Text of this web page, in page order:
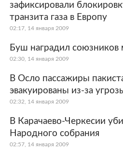
зафиксировали
транзита газа в Европу
02:17, 14 января 2009
Буш наградил союзников
02:30, 14 января 2009
В Осло пассажиры
эвакуированы из-за
02:32, 14 января 2009
В Карачаево-Черкесии
Народного собрания
02:57, 14 января 2009